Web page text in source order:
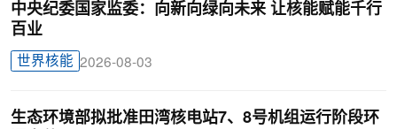
中央纪委国家监委：向新向绿向未来 让核能赋能千行
百业
世界核能 2026-08-03
生态环境部拟批准田湾核电站7、8号机组运行阶段环